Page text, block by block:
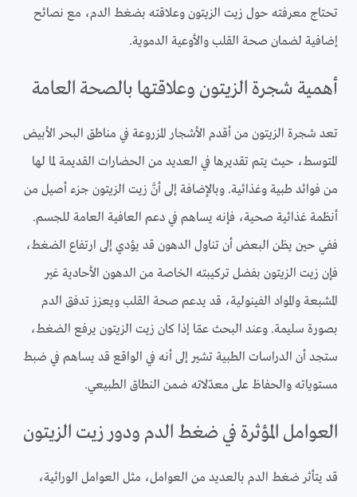
تحتاج معرفته حول زيت الزيتون وعلاقته بضغط الدم، مع نصائح
إضافية لضمان صحة القلب والأوعية الدموية.
أهمية شجرة الزيتون وعلاقتها بالصحة العامة
تعد شجرة الزيتون من أقدم الأشجار المزروعة في مناطق البحر الأبيض
المتوسط، حيث يتم تقديرها في العديد من الحضارات القديمة لما لها
من فوائد طبية وغذائية. وبالإضافة إلى أنَّ زيت الزيتون جزء أصيل من
أنظمة غذائية صحية، فإنه يساهم في دعم العافية العامة للجسم.
ففي حين يظن البعض أن تناول الدهون قد يؤدي إلى ارتفاع الضغط،
فإن زيت الزيتون بفضل تركيبته الخاصة من الدهون الأحادية غير
المشبعة والمواد الفينولية، قد يدعم صحة القلب ويعزز تدفق الدم
بصورة سليمة. وعند البحث عمّا إذا كان زيت الزيتون يرفع الضغط،
ستجد أن الدراسات الطبية تشير إلى أنه في الواقع قد يساهم في ضبط
مستوياته والحفاظ على معدّلاته ضمن النطاق الطبيعي.
العوامل المؤثرة في ضغط الدم ودور زيت الزيتون
قد يتأثر ضغط الدم بالعديد من العوامل، مثل العوامل الوراثية،